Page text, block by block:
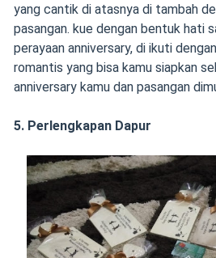
yang cantik di atasnya di tambah
pasangan. kue dengan bentuk hati
perayaan anniversary, di ikuti
romantis yang bisa kamu siapkan
anniversary kamu dan pasangan
5. Perlengkapan Dapur